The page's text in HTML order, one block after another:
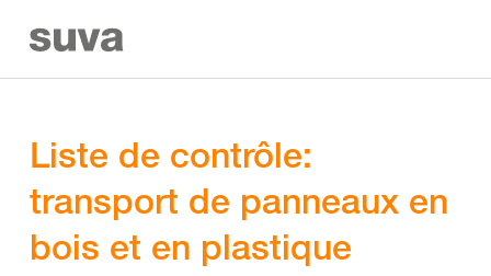
Liste de contrôle:
transport de panneaux en
bois et en plastique